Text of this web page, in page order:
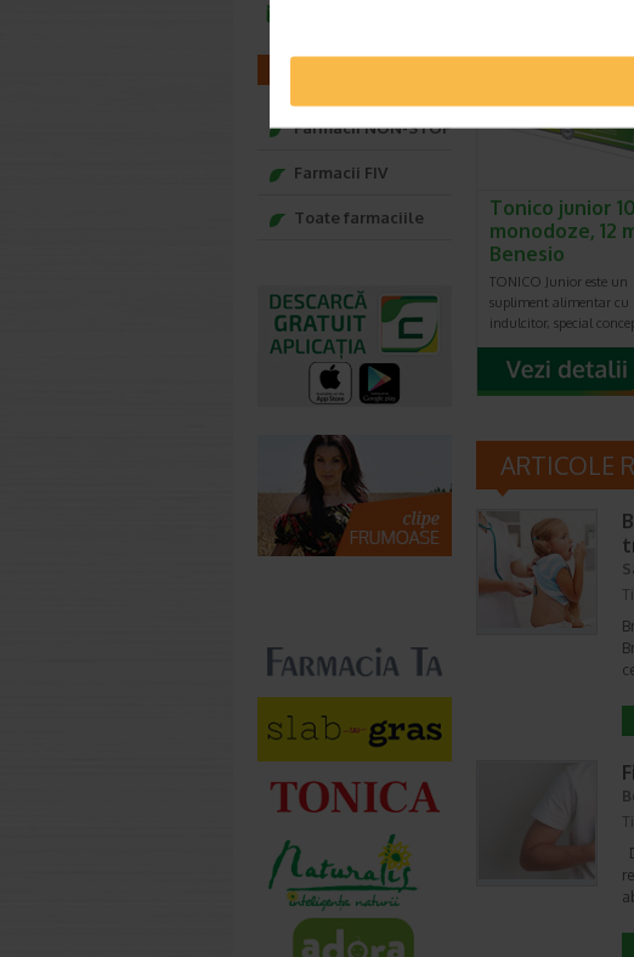
Tonico junior 10
monodoze, 12
Benesio
TONICO Junior este un
supliment alimentar cu
indulcitor, special
ARTICOLE
Farmacii NON-STOP
Farmacii FIV
Toate farmaciile